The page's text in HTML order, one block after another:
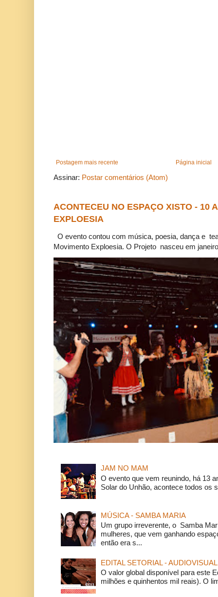
Postagem mais recente Página inicial
Assinar: Postar comentários (Atom)
ACONTECEU NO ESPAÇO XISTO - 10
EXPLOESIA
O evento contou com música, poesia, dança e
Movimento Exploesia. O Projeto nasceu em
JAM NO MAM
O evento que vem reunindo, há 13
Solar do Unhão, acontece todos os
MÚSICA - SAMBA MARIA
Um grupo irreverente, o Samba
mulheres, que vem ganhando
então era s...
EDITAL SETORIAL - AUDIOVISUAL
O valor global disponível para este
milhões e quinhentos mil reais). O